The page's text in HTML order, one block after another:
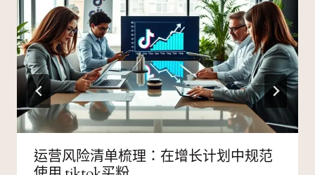
运营风险清单梳理：在增长计划中规范